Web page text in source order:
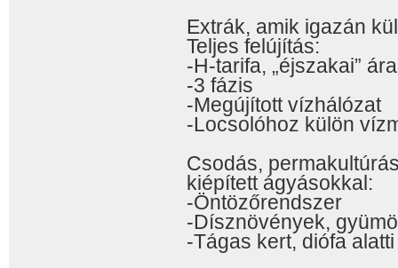
Extrák, amik igazán
Teljes felújítás:
-H-tarifa, „éjszakai”
-3 fázis
-Megújított vízhálózat
-Locsolóhoz külön
Csodás,
kiépített ágyásokkal:
-Öntözőrendszer
-Dísznövények,
-Tágas kert, diófa